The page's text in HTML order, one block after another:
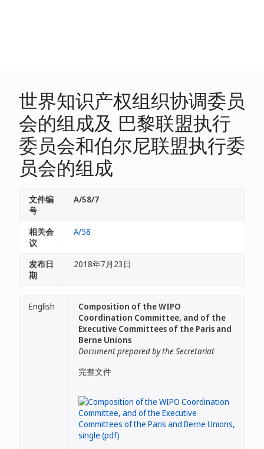
世界知识产权组织协调委员
会的组成及 巴黎联盟执行
委员会和伯尔尼联盟执行委
员会的组成
文件编
号
A/58/7
相关会
议
A/58
发布日
期
2018年7月23日
English
Composition of the WIPO
Coordination Committee, and of the
Executive Committees of the Paris and
Berne Unions
Document prepared by the Secretariat
完整文件